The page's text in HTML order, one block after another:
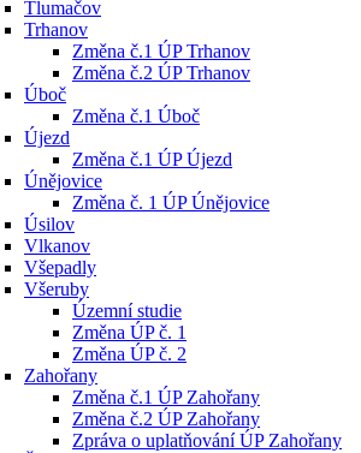
Tlumačov
Trhanov
Změna č.1 ÚP Trhanov
Změna č.2 ÚP Trhanov
Úboč
Změna č.1 Úboč
Újezd
Změna č.1 ÚP Újezd
Únějovice
Změna č. 1 ÚP Únějovice
Úsilov
Vlkanov
Všepadly
Všeruby
Územní studie
Změna ÚP č. 1
Změna ÚP č. 2
Zahořany
Změna č.1 ÚP Zahořany
Změna č.2 ÚP Zahořany
Zpráva o uplatňování ÚP Zahořany